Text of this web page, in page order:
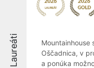
Laureáti
Mountainhouse
Oščadnica, v
a ponúka